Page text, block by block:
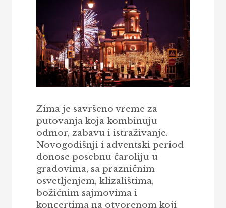
Zima je savršeno vreme za
putovanja koja kombinuju
odmor, zabavu i istraživanje.
Novogodišnji i adventski period
donose posebnu čaroliju u
gradovima, sa prazničnim
osvetljenjem, klizalištima,
božićnim sajmovima i
koncertima na otvorenom koji